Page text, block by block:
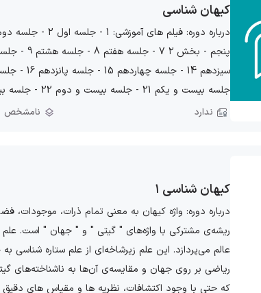
کیهان شناسی
جلسه بیست و یکم 21 - جلسه بیست و دوم 22 - جلسه بیست و سوم 23 - جلسه بیست و چهارم
ندارد نامشخص
کیهان شناسی ١
درباره دوره: واژه کیهان به معنی تمام ذرات، موجودات،
ریشه‌ی مشترکی با واژه‌های " گیتی " و " جهان " است.
عالم می‌پردازد. این علم زیرشاخه‌ای از علم ستاره شناسی
ریاضی بر روی جهان و مقایسه‌ی آن‌ها به ناشناخته‌های
که حتی با وجود اکتشافات، نظریه ها و مقیاس های